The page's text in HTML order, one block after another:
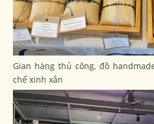
Gian hàng thủ công, đồ
chế xinh xắn